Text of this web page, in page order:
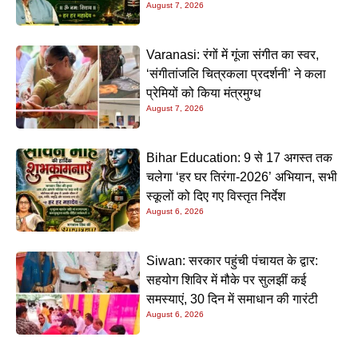
August 7, 2026
Varanasi: रंगों में गूंजा संगीत का स्वर,
‘संगीतांजलि चित्रकला प्रदर्शनी’ ने कला
प्रेमियों को किया मंत्रमुग्ध
August 7, 2026
Bihar Education: 9 से 17 अगस्त तक
चलेगा ‘हर घर तिरंगा-2026’ अभियान, सभी
स्कूलों को दिए गए विस्तृत निर्देश
August 6, 2026
Siwan: सरकार पहुंची पंचायत के द्वार:
सहयोग शिविर में मौके पर सुलझीं कई
समस्याएं, 30 दिन में समाधान की गारंटी
August 6, 2026